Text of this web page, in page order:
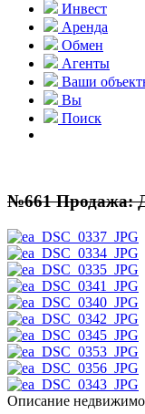
Инвест
Аренда
Обмен
Агенты
Ваши
Вы
Поиск
№661 Продажа:
Описание